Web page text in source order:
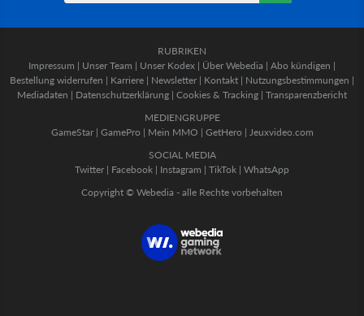
RUBRIKEN
Impressum | Unser Team | Unser Kodex | Über Webedia | Abo kündigen |
Bestellung widerrufen | Karriere | Newsletter | Kontakt | Nutzungsbestimmungen |
Mediadaten | Datenschutzerklärung | Cookies & Tracking | Transparenzbericht
MEDIENGRUPPE
GameStar| GamePro | Mein MMO | GetHero | Jeuxvideo.com
SOCIAL MEDIA
Twitter | Facebook | Instagram | TikTok | WhatsApp
Copyright © Webedia - alle Rechte vorbehalten